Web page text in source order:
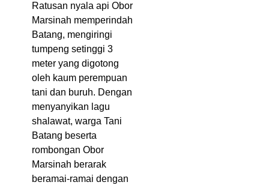
Ratusan nyala api Obor
Marsinah memperindah
Batang, mengiringi
tumpeng setinggi 3
meter yang digotong
oleh kaum perempuan
tani dan buruh. Dengan
menyanyikan lagu
shalawat, warga Tani
Batang beserta
rombongan Obor
Marsinah berarak
beramai-ramai dengan